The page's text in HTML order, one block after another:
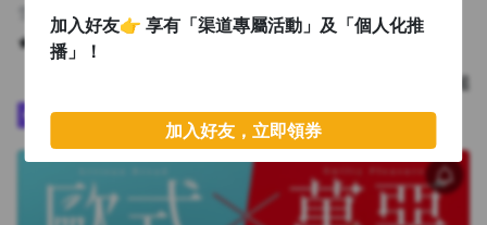
雪薇英文
4.99
2,571
NT$3,600 起
Plus 🏆 TOP50
加入好友👉 享有「渠道專屬活動」及「個人化推
播」！
加入好友，立即領券